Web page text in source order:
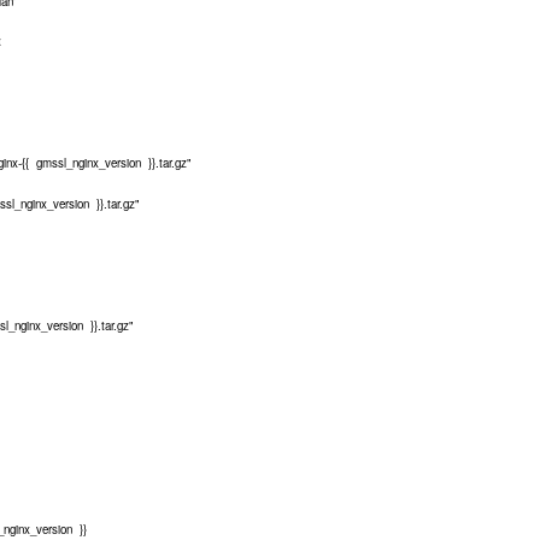
gmssl_nginx_version }}.tar.gz"
}}.tar.gz"
}}.tar.gz"
}}